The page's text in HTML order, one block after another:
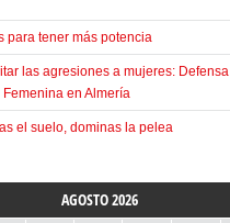
para tener más potencia
las agresiones a mujeres: Defensa
Femenina en Almería
el suelo, dominas la pelea
AGOSTO 2026